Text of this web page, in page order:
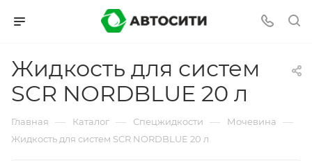
Жидкость для систем
SCR NORDBLUE 20 л
Главная — Каталог — Спецжидкости — Мочевина —
Жидкость для систем SCR NORDBLUE 20 л